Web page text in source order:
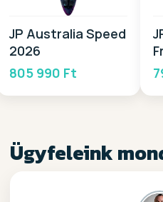
JP Australia Speed
2026
805 990 Ft
Ügyfeleink